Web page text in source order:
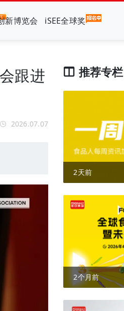
新博览会 iSEE全球奖
跟进
2026.07.07
推荐专栏
2天前
2个月前